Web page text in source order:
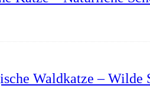
Waldkatze – Wilde